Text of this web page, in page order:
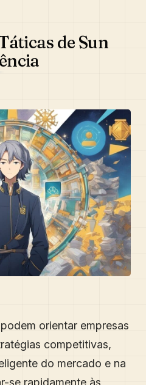
de Sun
orientar empresas
competitivas,
do mercado e na
se rapidamente às